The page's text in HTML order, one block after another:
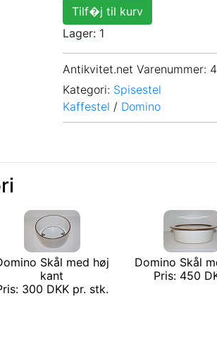
Tilf�j til kurv
Lager: 1
Antikvitet.net Varenummer:
Kategori: Spisestel
Kaffestel / Domino
Skål med høj
kant
300 DKK pr. stk.
Domino Skål
Pris: 450